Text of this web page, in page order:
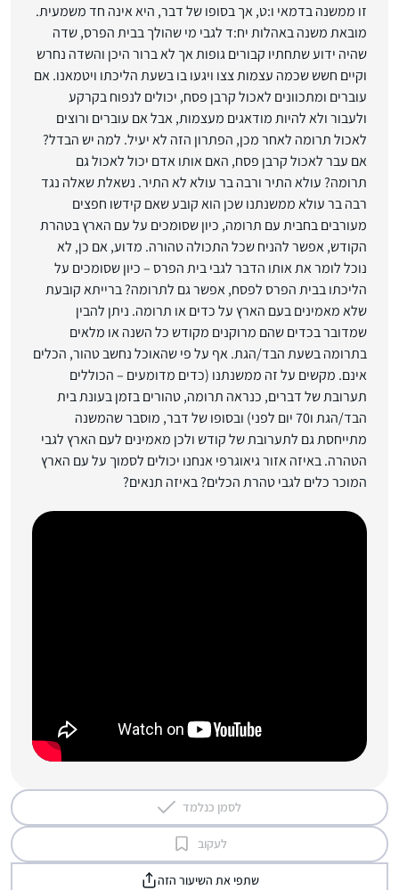
זו ממשנה בדמאי ו:ט, אך בסופו של דבר, היא אינה חד משמעית.
מובאת משנה באהלות יח:ד לגבי מי שהולך בבית הפרס, שדה
שהיה ידוע שתחתיו קבורים גופות אך לא ברור היכן והשדה נחרש
וקיים חשש שכמה עצמות צצו ויגעו בו בשעת הליכתו ויטמאנו. אם
עוברים ומתכוונים לאכול קרבן פסח, יכולים לנפוח בקרקע
ולעבור ולא להיות מודאגים מעצמות, אבל אם עוברים ורוצים
לאכול תרומה לאחר מכן, הפתרון הזה לא יעיל. למה יש הבדל?
אם עבר לאכול קרבן פסח, האם אותו אדם יכול לאכול גם
תרומה? עולא התיר ורבה בר עולא לא התיר. נשאלת שאלה נגד
רבה בר עולא ממשנתנו שכן הוא קובע שאם קידשו חפצים
מעורבים בחבית עם תרומה, כיון שסומכים על עם הארץ בטהרת
הקודש, אפשר להניח שכל התכולה טהורה. מדוע, אם כן, לא
נוכל לומר את אותו הדבר לגבי בית הפרס – כיון שסומכים על
הליכתו בבית הפרס לפסח, אפשר גם לתרומה? ברייתא קובעת
שלא מאמינים בעם הארץ על כדים או תרומה. ניתן להבין
שמדובר בכדים שהם מרוקנים מקודש כל השנה או מלאים
בתרומה בשעת הבד/הגת. אף על פי שהאוכל נחשב טהור, הכלים
אינם. מקשים על זה ממשנתנו (כדים מדומעים – הכוללים
תערובת של דברים, כנראה תרומה, טהורים בזמן בעונת בית
הבד/הגת ו70 יום לפני) ובסופו של דבר, מוסבר שהמשנה
מתייחסת גם לתערובת של קודש ולכן מאמינים לעם הארץ לגבי
הטהרה. באיזה אזור גיאוגרפי אנחנו יכולים לסמוך על עם הארץ
המוכר כלים לגבי טהרת הכלים? באיזה תנאים?
לסמן כנלמד
לעקוב
שתפי את השיעור הזה